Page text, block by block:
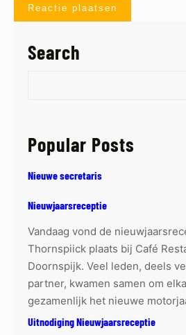
Search
c
Popular Posts
Nieuwe secretaris
Nieuwjaarsreceptie
Vandaag vond de
Thornspiick plaats bij Café
Doornspijk. Veel leden, deels
partner, kwamen samen om
gezamenlijk het nieuwe
Uitnodiging Nieuwjaarsreceptie